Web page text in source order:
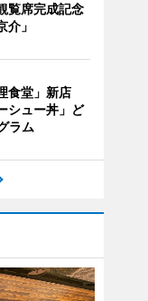
覧席完成記念
介」
食堂」新店
シュー丼」ど
ラム